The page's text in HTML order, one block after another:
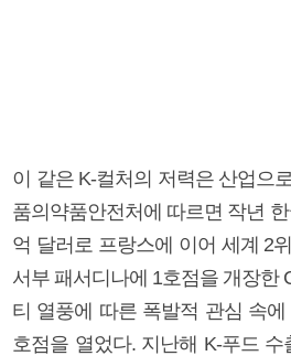
이 같은 K-컬처의 저력은 산업으
품의약품안전처에 따르면 작년
억 달러로 프랑스에 이어 세계 2
서부 패서디나에 1호점을 개장한
티 열풍에 따른 폭발적 관심 속
호점을 열었다. 지난해 K-푸드